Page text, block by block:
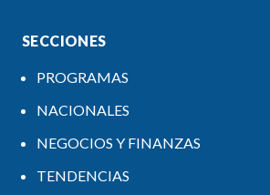
SECCIONES
PROGRAMAS
NACIONALES
NEGOCIOS Y FINANZAS
TENDENCIAS